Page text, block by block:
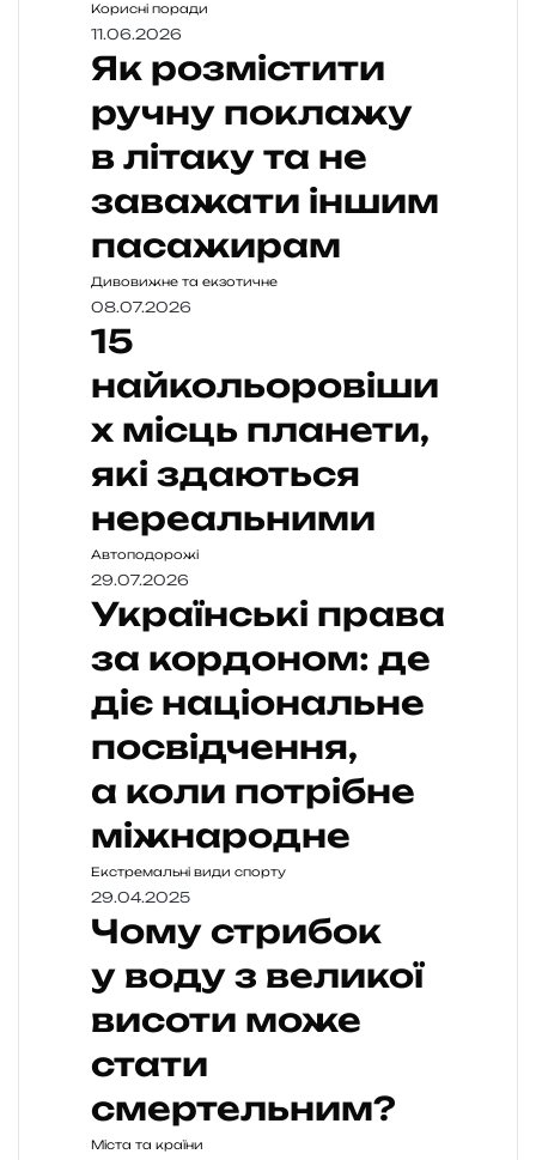
Корисні поради
11.06.2026
Як розмістити
ручну поклажу
в літаку та не
заважати іншим
пасажирам
Дивовижне та екзотичне
08.07.2026
15
найкольоровіши
х місць планети,
які здаються
нереальними
Автоподорожі
29.07.2026
Українські права
за кордоном: де
діє національне
посвідчення,
а коли потрібне
міжнародне
Екстремальні види спорту
29.04.2025
Чому стрибок
у воду з великої
висоти може
стати
смертельним?
Міста та країни